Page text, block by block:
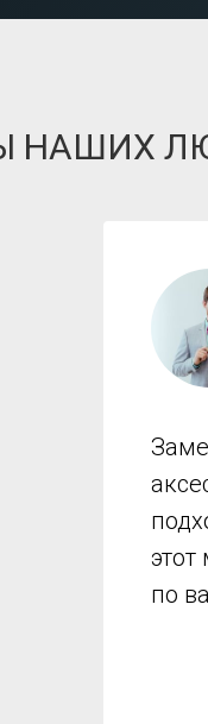
НАШИХ
по